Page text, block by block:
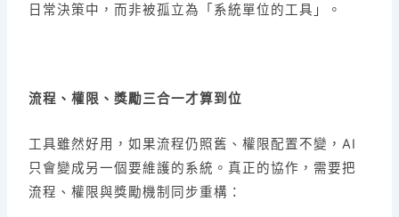
日常決策中，而非被孤立為「系統單位的工具」。
流程、權限、獎勵三合一才算到位
工具雖然好用，如果流程仍照舊、權限配置不變，AI
只會變成另一個要維護的系統。真正的協作，需要把
流程、權限與獎勵機制同步重構：